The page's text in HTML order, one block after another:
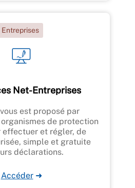
Net-Entreprises
Entreprises
est proposé par
organismes de protection
effectuer et régler, de
simple et gratuite
déclarations.
Accéder ➜